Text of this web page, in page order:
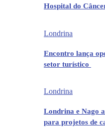
Hospital do
Londrina
Encontro lança
setor turístico
Londrina
Londrina e Nago
para projetos de